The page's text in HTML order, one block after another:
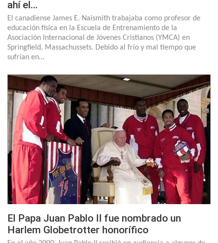
ahí el…
El canadiense James E. Naismith trabajaba como profesor de
educación física en la Escuela de Entrenamiento de la
Asociación Internacional de Jóvenes Cristianos (YMCA) en
Springfield, Massachussets. Debido al frío y mal tiempo que
sufrían en…
El Papa Juan Pablo II fue nombrado un
Harlem Globetrotter honorífico